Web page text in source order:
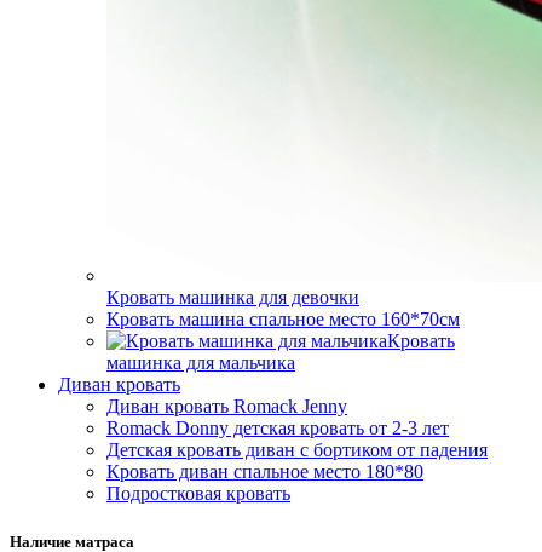
Кровать машинка для девочки
Кровать машина спальное место 160*70см
Кровать
машинка для мальчика
Диван кровать
Диван кровать Romack Jenny
Romack Donny детская кровать от 2-3 лет
Детская кровать диван с бортиком от падения
Кровать диван спальное место 180*80
Подростковая кровать
Наличие матраса